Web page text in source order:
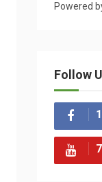
Powered
Follow